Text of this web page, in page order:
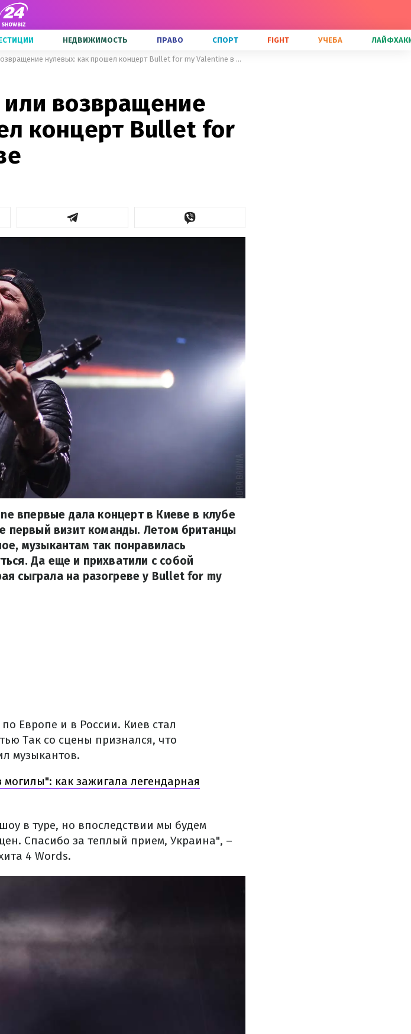
НЕДВИЖИМОСТЬ ПРАВО СПОРТ FIGHT УЧЕБА
Пуля для любимой, или возвращение нулевых: как прошел концерт Bullet for my Valentine в Киеве
возвращение
концерт Bullet for
впервые дала концерт в Киеве в клубе
первый визит команды. Летом британцы
музыкантам так понравилась
Да еще и прихватили с собой
сыграла на разогреве у Bullet for my
Европе и в России. Киев стал
Так со сцены признался, что
музыкантов.
могилы": как зажигала легендарная
в туре, но впоследствии мы будем
Спасибо за теплый прием, Украина", –
4 Words.